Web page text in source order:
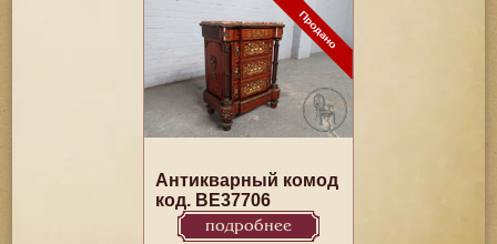
Антикварный комод
код. BE37706
подробнее